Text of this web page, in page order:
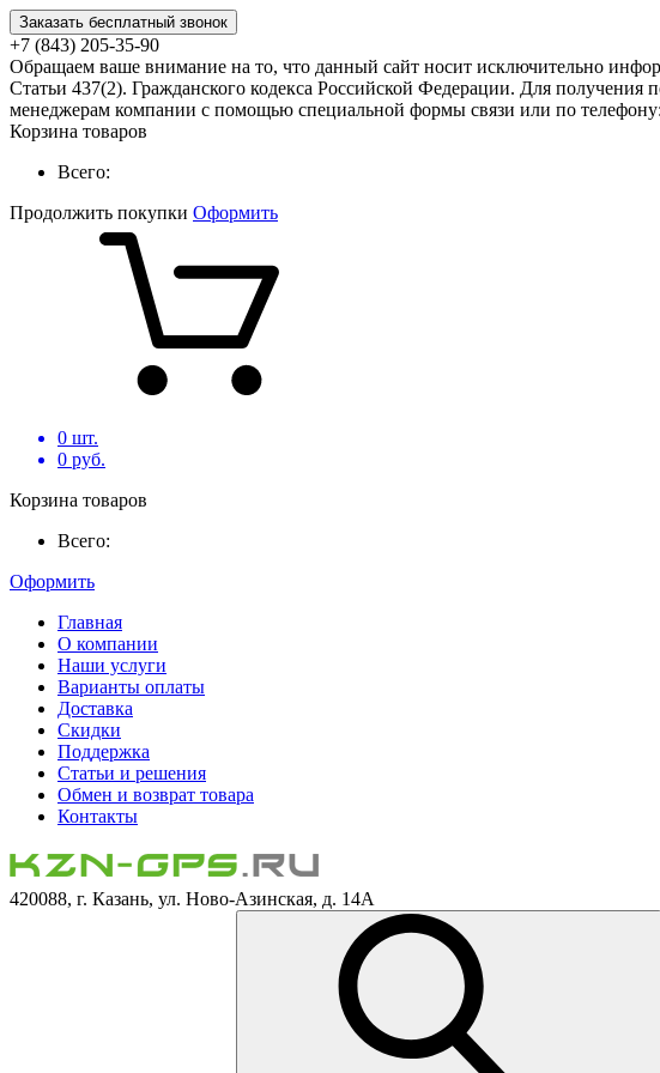
Заказать бесплатный звонок
+7 (843) 205-35-90
Обращаем ваше внимание на то, что данный сайт носит исключительно
Статьи 437(2). Гражданского кодекса Российской Федерации. Для
менеджерам компании с помощью специальной формы связи или по
Корзина товаров
Всего:
Продолжить покупки Оформить
0 шт.
0 руб.
Корзина товаров
Всего:
Оформить
Главная
О компании
Наши услуги
Варианты оплаты
Доставка
Скидки
Поддержка
Статьи и решения
Обмен и возврат товара
Контакты
420088, г. Казань, ул. Ново-Азинская, д. 14А